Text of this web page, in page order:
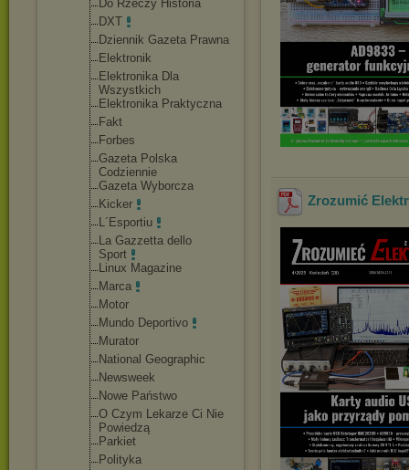
Do Rzeczy Historia
DXT
Dziennik Gazeta Prawna
Elektronik
Elektronika Dla
Wszystkich
Elektronika Praktyczna
Fakt
Forbes
Gazeta Polska
Codziennie
Gazeta Wyborcza
Kicker
L´Esportiu
La Gazzetta dello
Sport
Linux Magazine
Marca
Motor
Mundo Deportivo
Murator
National Geographic
Newsweek
Nowe Państwo
O Czym Lekarze Ci Nie
Powiedzą
Parkiet
Polityka
Zrozumić